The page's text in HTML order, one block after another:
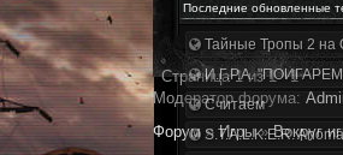
Последние обновленные
Тайные Тропы 2 на
И.Г.Р.А.
Считаем
S.T.A.L.K.E.R.
Страница1из1
1
Модератор форума:
Форум » Игры » Вокруг